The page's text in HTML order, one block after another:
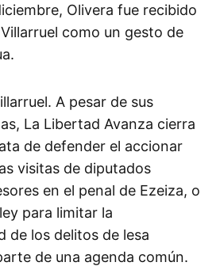
Olivera fue recibido
como un gesto de
A pesar de sus
La Libertad Avanza cierra
de defender el accionar
visitas de diputados
en el penal de Ezeiza, o
para limitar la
de los delitos de lesa
de una agenda común.